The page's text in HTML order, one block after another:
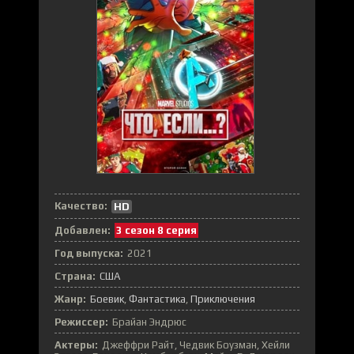
Качество:
HD
Добавлен: 3 сезон 8 серия
Год выпуска: 2021
Страна: США
Жанр: Боевик Фантастика Приключения
Режиссер: Брайан Эндрюс
Актеры: Джеффри Райт, Чедвик Боузман, Хейли